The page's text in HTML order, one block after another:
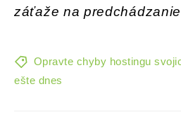
záťaže na
Opravte chyby hostingu
ešte dnes